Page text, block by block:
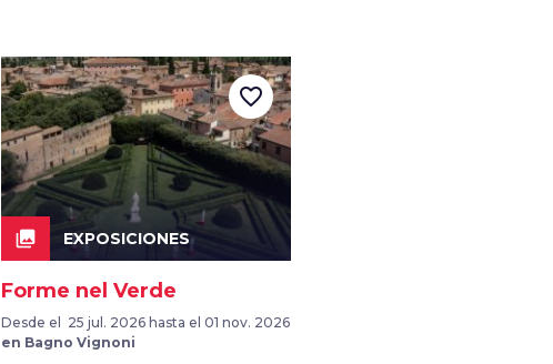
collections EXPOSICIONES
Forme nel Verde
Desde el 25 jul. 2026 hasta el 01 nov. 2026
en Bagno Vignoni
favorite_border